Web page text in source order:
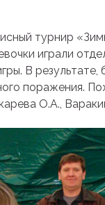
турнир
играли
В
поражения.
О.А.,